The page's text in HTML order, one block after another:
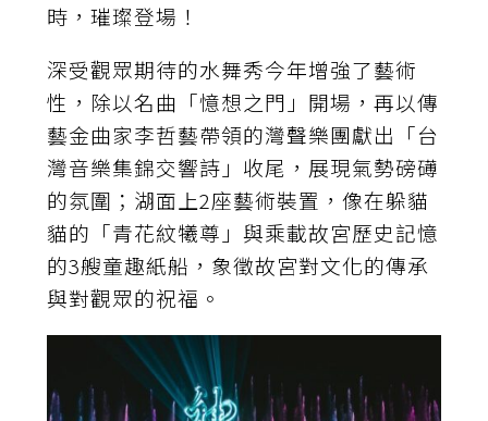
時，璀璨登場！
深受觀眾期待的水舞秀今年增強了藝術
性，除以名曲「憶想之門」開場，再以傳
藝金曲家李哲藝帶領的灣聲樂團獻出「台
灣音樂集錦交響詩」收尾，展現氣勢磅礡
的氛圍；湖面上2座藝術裝置，像在躲貓
貓的「青花紋犧尊」與乘載故宮歷史記憶
的3艘童趣紙船，象徵故宮對文化的傳承
與對觀眾的祝福。